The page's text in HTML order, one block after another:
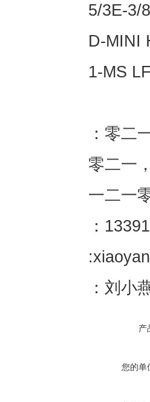
5/3E-3/
D-MINI
1-MS
：零二
零二一
一二一
：
：刘小
产
您的单